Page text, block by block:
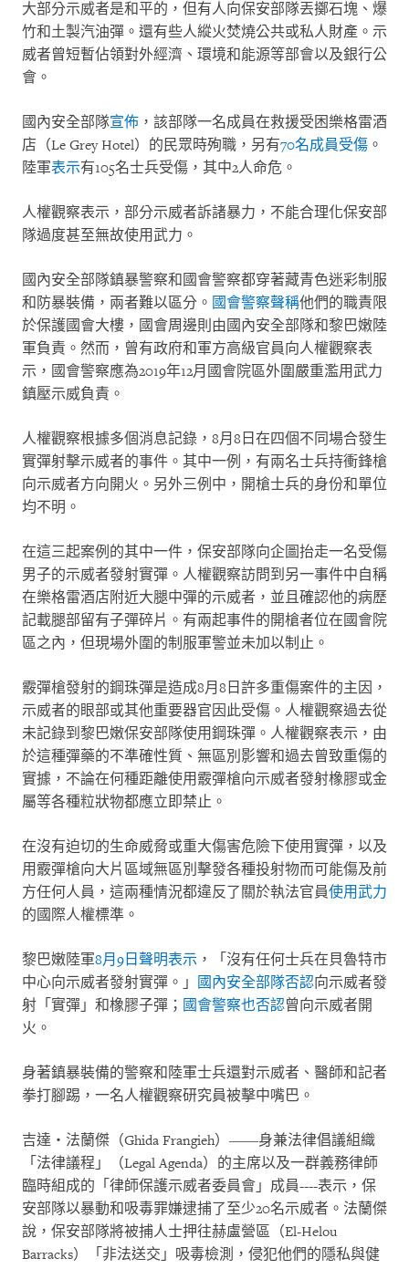
大部分示威者是和平的，但有人向保安部隊丟擲石塊、爆
竹和土製汽油彈。還有些人縱火焚燒公共或私人財產。示
威者曾短暫佔領對外經濟、環境和能源等部會以及銀行公
會。
國內安全部隊宣佈 ，該部隊一名成員在救援受困樂格雷酒
店（Le Grey Hotel）的民眾時殉職，另有70名成員受傷 。
陸軍表示有105名士兵受傷，其中2人命危。
人權觀察表示，部分示威者訴諸暴力，不能合理化保安部
隊過度甚至無故使用武力。
國內安全部隊鎮暴警察和國會警察都穿著藏青色迷彩制服
和防暴裝備，兩者難以區分。 國會警察聲稱他們的職責限
於保護國會大樓，國會周邊則由國內安全部隊和黎巴嫩陸
軍負責。然而，曾有政府和軍方高級官員向人權觀察表
示，國會警察應為2019年12月國會院區外圍嚴重濫用武力
鎮壓示威負責。
人權觀察根據多個消息記錄， 8月 8 日在四個不同場合發生
實彈射擊示威者的事件。其中一例，有兩名士兵持衝鋒槍
向示威者方向開火。另外三例中，開槍士兵的身份和單位
均不明。
在這三起案例的其中一件，保安部隊向企圖抬走一名受傷
男子的示威者發射實彈。人權觀察訪問到另一事件中自稱
在樂格雷酒店附近大腿中彈的示威者，並且確認他的病歷
記載腿部留有子彈碎片。有兩起事件的開槍者位在國會院
區之內，但現場外圍的制服軍警並未加以制止。
霰彈槍發射的鋼珠彈是造成8月 8 日許多重傷案件的主因，
示威者的眼部或其他重要器官因此受傷。人權觀察過去從
未記錄到黎巴嫩保安部隊使用鋼珠彈。人權觀察表示，由
於這種彈藥的不準確性質、無區別影響和過去曾致重傷的
實據，不論在何種距離使用霰彈槍向示威者發射橡膠或金
屬等各種粒狀物都應立即禁止。
在沒有迫切的生命威脅或重大傷害危險下使用實彈，以及
用霰彈槍向大片區域無區別擊發各種投射物而可能傷及前
方任何人員，這兩種情況都違反了關於執法官員使用武力
的國際人權標準。
黎巴嫩陸軍8月 9 日聲明表示 ，「沒有任何士兵在貝魯特市
中心向示威者發射實彈。」
國內安全部隊否認向示威者發
射「實彈」和橡膠子彈； 國會警察也否認曾向示威者開
火。
身著鎮暴裝備的警察和陸軍士兵還對示威者、醫師和記者
拳打腳踢，一名人權觀察研究員被擊中嘴巴。
吉達・法蘭傑（Ghida Frangieh）——身兼法律倡議組織
「法律議程」（Legal Agenda）的主席以及一群義務律師
臨時組成的「律師保護示威者委員會」成員----表示，保
安部隊以暴動和吸毒罪嫌逮捕了至少20名示威者。法蘭傑
說，保安部隊將被捕人士押往赫盧營區（El-Helou
Barracks）「非法送交」吸毒檢測，侵犯他們的隱私與健